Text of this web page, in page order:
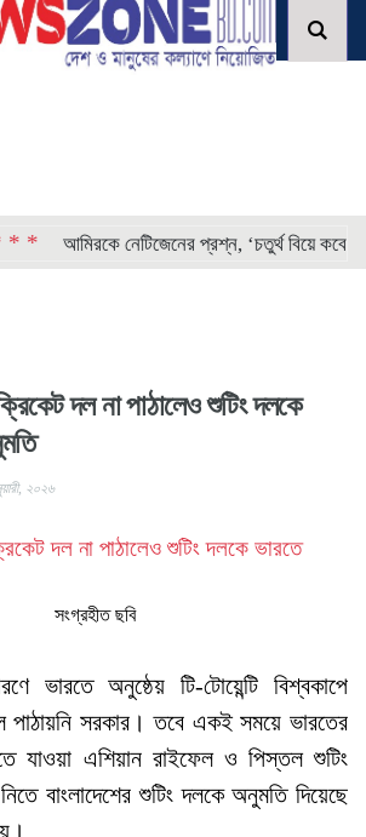
আমিরকে নেটিজেনের প্রশ্ন, ‘চতুর্থ বিয়ে কবে
দল না পাঠালেও শুটিং দলকে
২০২৬
সংগ্রহীত ছবি
ভারতে অনুষ্ঠেয় টি-টোয়েন্টি বিশ্বকাপে
পাঠায়নি সরকার। তবে একই সময়ে ভারতের
যাওয়া এশিয়ান রাইফেল ও পিস্তল শুটিং
বাংলাদেশের শুটিং দলকে অনুমতি দিয়েছে